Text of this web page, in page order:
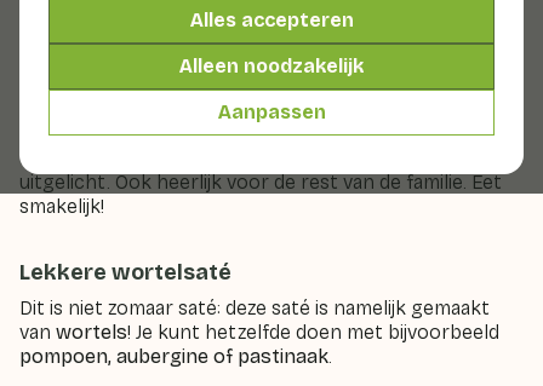
Alles accepteren
Alleen noodzakelijk
Aanpassen
staan vijf nijntje-verhalen over eten én veertig nieuwe
recepten van culinair schrijver en vader Samuel Levie.
Jonge kinderen worden met behulp van nijntje
gestimuleerd tot het proberen van nieuwe smaken en
groenten. De gerechten zijn eenvoudig om te maken,
gezond en vooral erg lekker. Hieronder hebben we
twee lekkere groenterecepten voor kinderen
uitgelicht. Ook heerlijk voor de rest van de familie. Eet
smakelijk!
Lekkere wortelsaté
Dit is niet zomaar saté: deze saté is namelijk gemaakt
van wortels! Je kunt hetzelfde doen met bijvoorbeeld
pompoen, aubergine of pastinaak.